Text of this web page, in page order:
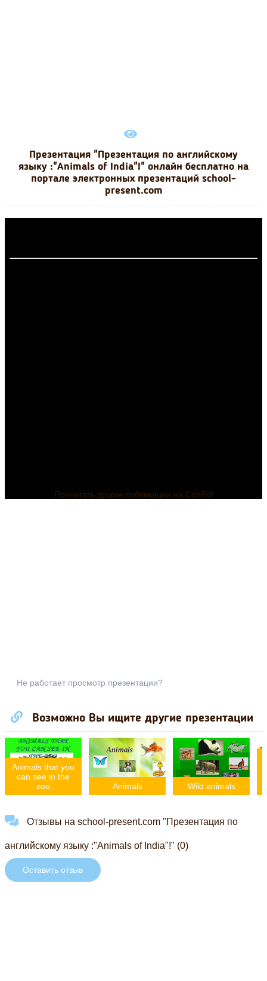
Презентация "Презентация по английскому
языку :"Animals of India"!" онлайн бесплатно на
портале электронных презентаций school-
present.com
Прочитать другие публикации на CdnPdf
Не работает просмотр презентации?
Возможно Вы ищите другие презентации
Animals that you
can see in the
zoo
Animals Wild animals
Отзывы на school-present.com "Презентация по
английскому языку :"Animals of India"!" (0)
Оставить отзыв